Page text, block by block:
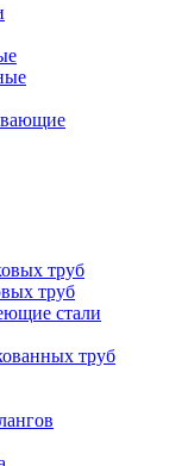
труб
труб
стали
труб